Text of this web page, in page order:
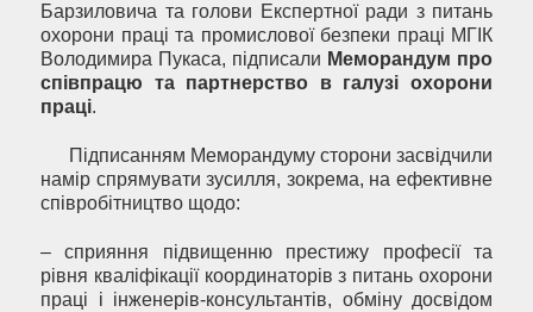
Барзиловича та голови Експертної ради з питань
охорони праці та промислової безпеки праці МГІК
Володимира Пукаса, підписали Меморандум про
співпрацю та партнерство в галузі охорони
праці.
Підписанням Меморандуму сторони засвідчили
намір спрямувати зусилля, зокрема, на ефективне
співробітництво щодо:
– сприяння підвищенню престижу професії та
рівня кваліфікації координаторів з питань охорони
праці і інженерів-консультантів, обміну досвідом